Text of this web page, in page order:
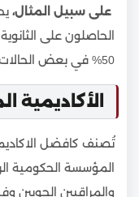
على سبيل المثال،
الحاصلون على
50% في بعض الحالات.
الأكاديمية
تُصنف كافضل
المؤسسة الحكومية
والمراقبين الجويين